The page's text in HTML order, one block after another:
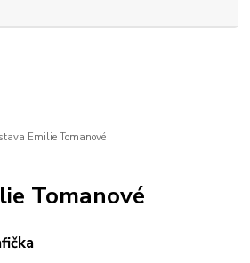
Emilie Tomanové
Tomanové